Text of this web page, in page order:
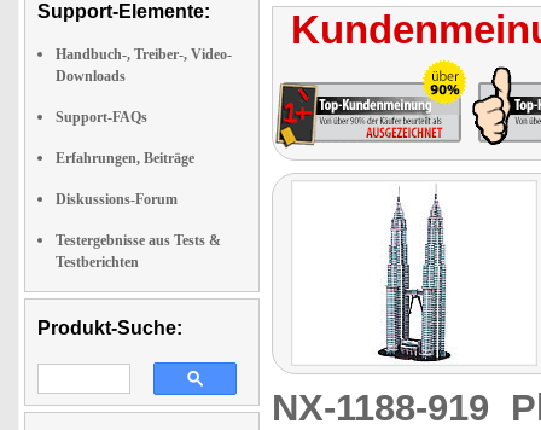
Support-Elemente:
Handbuch-, Treiber-, Video-
Downloads
Support-FAQs
Erfahrungen, Beiträge
Diskussions-Forum
Testergebnisse aus Tests &
Testberichten
Produkt-Suche:
NX-1188-919